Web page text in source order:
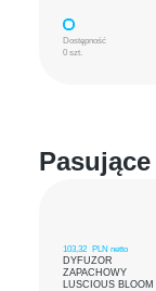
Dostępność
0 szt.
103,32 PLN netto
DYFUZOR
ZAPACHOWY
LUSCIOUS BLOOM